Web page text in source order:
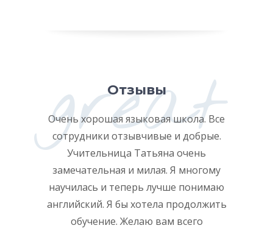
great
Отзывы
Очень хорошая языковая школа. Все
сотрудники отзывчивые и добрые.
Учительница Татьяна очень
замечательная и милая. Я многому
научилась и теперь лучше понимаю
английский. Я бы хотела продолжить
обучение. Желаю вам всего